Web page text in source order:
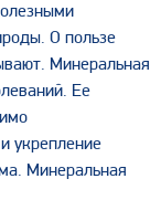
О пользе
Минеральная
Ее
укрепление
Минеральная